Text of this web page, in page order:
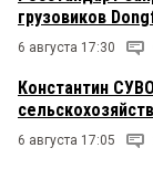
грузовиков
6 августа 17:30
Константин
6 августа 17:05